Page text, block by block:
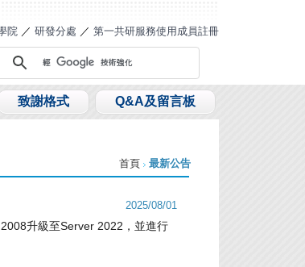
院 ／ 研發分處 ／ 第一共研服務使用成員註冊
致謝格式 Q&A及留言板
首頁 最新公告
2025/08/01
升級至Server 2022 ，並進行